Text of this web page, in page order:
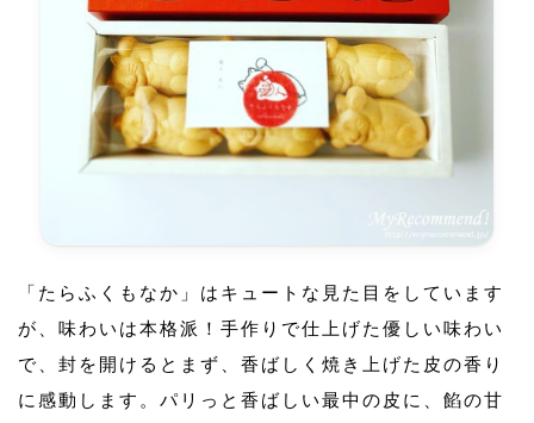
「たらふくもなか」はキュートな見た目をしています
が、味わいは本格派！手作りで仕上げた優しい味わい
で、封を開けるとまず、香ばしく焼き上げた皮の香り
に感動します。パリっと香ばしい最中の皮に、餡の甘